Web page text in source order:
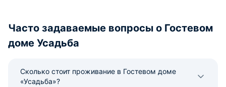
Часто задаваемые вопросы о Гостевом
доме Усадьба
Сколько стоит проживание в Гостевом доме
«Усадьба»?